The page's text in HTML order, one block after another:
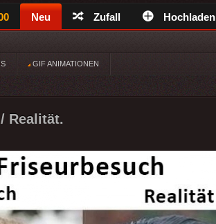
Neu Zufall Hochladen
GIF ANIMATIONEN
Realität.